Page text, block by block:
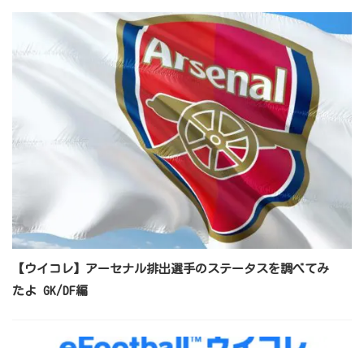
【ウイコレ】アーセナル排出選手のステータスを調べてみ
たよ GK/DF編